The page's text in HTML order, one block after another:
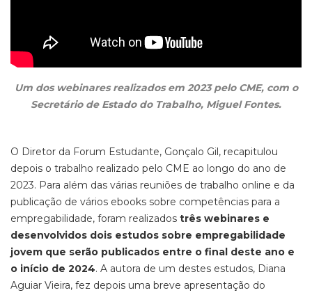
Um dos webinares realizados em 2023 pelo CME, com o
Secretário de Estado do Trabalho, Miguel Fontes.
O Diretor da Forum Estudante, Gonçalo Gil, recapitulou
depois o trabalho realizado pelo CME ao longo do ano de
2023. Para além das várias reuniões de trabalho online e da
publicação de vários ebooks sobre competências para a
empregabilidade, foram realizados três webinares e
desenvolvidos dois estudos sobre empregabilidade
jovem que serão publicados entre o final deste ano e
o início de 2024. A autora de um destes estudos, Diana
Aguiar Vieira, fez depois uma breve apresentação do